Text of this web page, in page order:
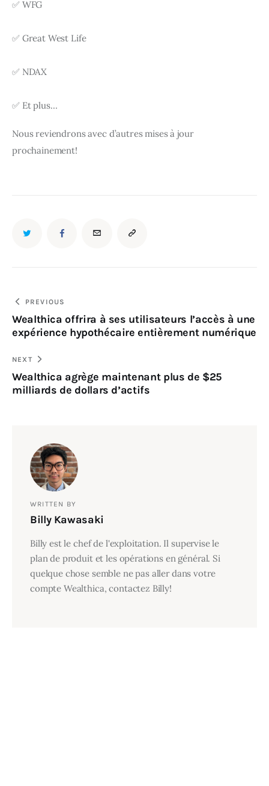
✅ WFG
✅ Great West Life
✅ NDAX
✅ Et plus…
Nous reviendrons avec d’autres mises à jour
prochainement!
PREVIOUS
Wealthica offrira à ses utilisateurs l’accès à une
expérience hypothécaire entièrement numérique
NEXT
Wealthica agrège maintenant plus de $25
milliards de dollars d’actifs
WRITTEN BY
Billy Kawasaki
Billy est le chef de l'exploitation. Il supervise le
plan de produit et les opérations en général. Si
quelque chose semble ne pas aller dans votre
compte Wealthica, contactez Billy!